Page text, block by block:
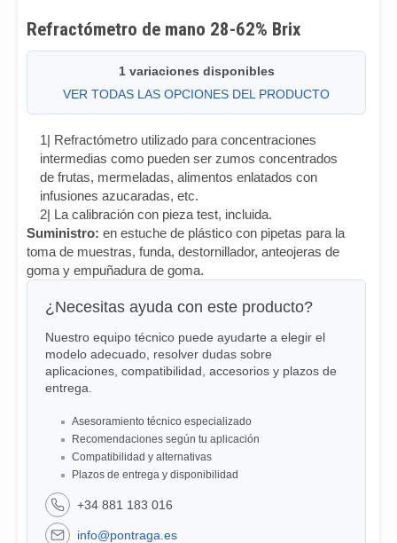
Refractómetro de mano 28-62% Brix
1 variaciones disponibles
VER TODAS LAS OPCIONES DEL PRODUCTO
1| Refractómetro utilizado para concentraciones
intermedias como pueden ser zumos concentrados
de frutas, mermeladas, alimentos enlatados con
infusiones azucaradas, etc.
2| La calibración con pieza test, incluida.
Suministro: en estuche de plástico con pipetas para la
toma de muestras, funda, destornillador, anteojeras de
goma y empuñadura de goma.
¿Necesitas ayuda con este producto?
Nuestro equipo técnico puede ayudarte a elegir el
modelo adecuado, resolver dudas sobre
aplicaciones, compatibilidad, accesorios y plazos de
entrega.
Asesoramiento técnico especializado
Recomendaciones según tu aplicación
Compatibilidad y alternativas
Plazos de entrega y disponibilidad
+34 881 183 016
info@pontraga.es